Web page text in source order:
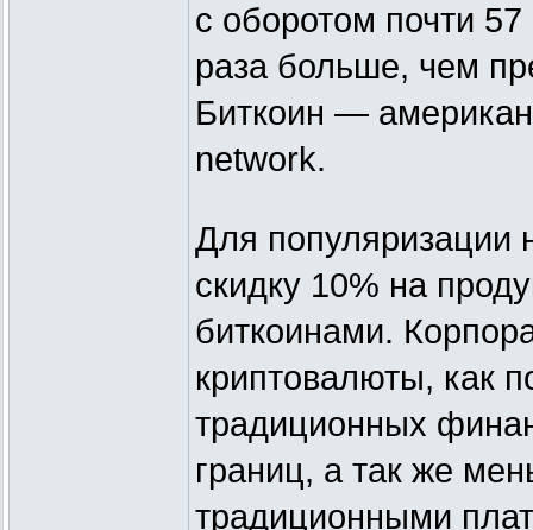
с оборотом почти
раза больше, чем
Биткоин —
network.
Для популяризации
скидку 10% на
биткоинами.
криптовалюты, как
традиционных
границ, а так же
традиционными